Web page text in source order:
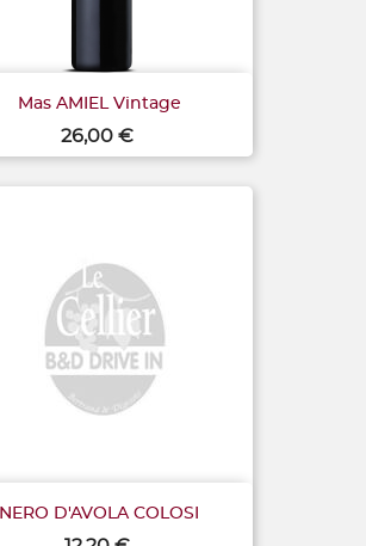
Mas AMIEL Vintage
Prix
26,00 €
NERO D'AVOLA COLOSI